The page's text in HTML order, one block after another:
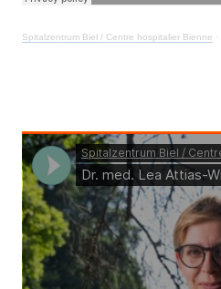
Spitalzentrum Biel / Centre hospitalier Bienne ·